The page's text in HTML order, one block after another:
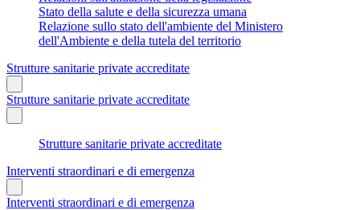
Stato della salute e della sicurezza umana
Relazione sullo stato dell'ambiente del Ministero
dell'Ambiente e della tutela del territorio
Strutture sanitarie private accreditate
Strutture sanitarie private accreditate
Strutture sanitarie private accreditate
Interventi straordinari e di emergenza
Interventi straordinari e di emergenza